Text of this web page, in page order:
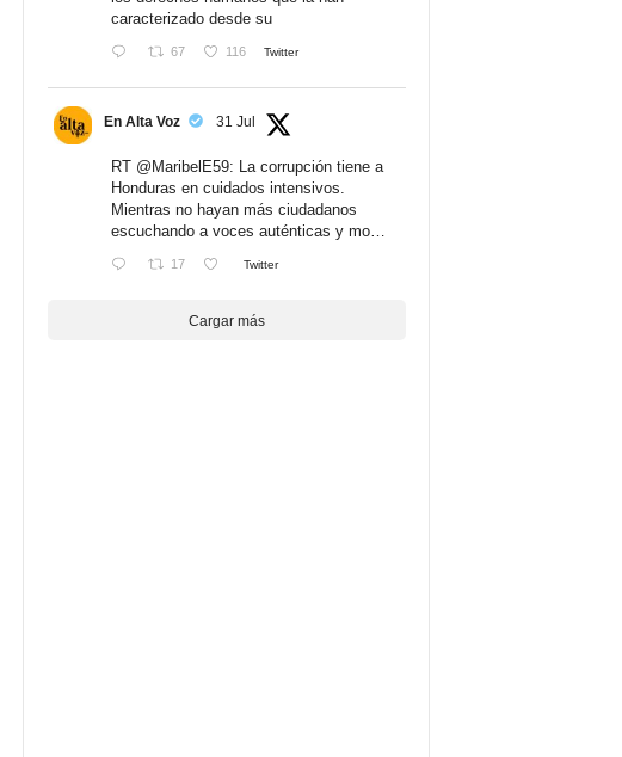
caracterizado desde su
67 116 Twitter
En Alta Voz 31 Jul
RT @MaribelE59: La corrupción tiene a
Honduras en cuidados intensivos.
Mientras no hayan más ciudadanos
escuchando a voces auténticas y mo…
17 Twitter
Cargar más